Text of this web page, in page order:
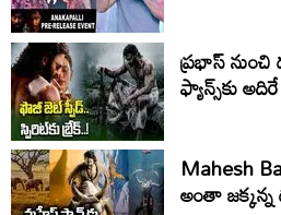
ప్రభాస్ నుంచి
ఫ్యాన్స్‌కు
Mahesh
అంతా